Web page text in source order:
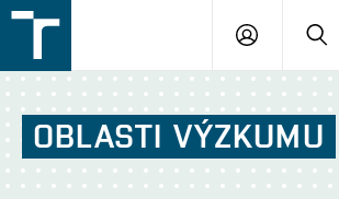
v
Brně
PŘIHLÁŠENÍ
OBLASTI VÝZKUMU